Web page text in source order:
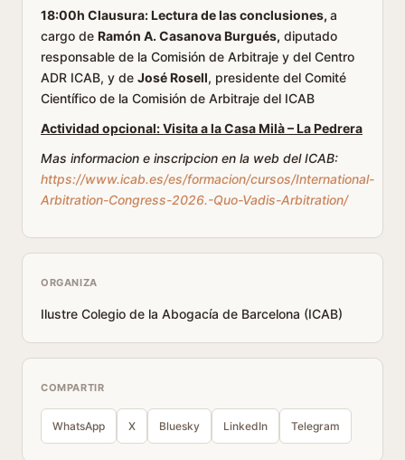
18:00h Clausura: Lectura de las conclusiones, a
cargo de Ramón A. Casanova Burgués, diputado
responsable de la Comisión de Arbitraje y del Centro
ADR ICAB, y de José Rosell, presidente del Comité
Científico de la Comisión de Arbitraje del ICAB
Actividad opcional: Visita a la Casa Milà – La Pedrera
Mas informacion e inscripcion en la web del ICAB:
https://www.icab.es/es/formacion/cursos/International-
Arbitration-Congress-2026.-Quo-Vadis-Arbitration/
ORGANIZA
Ilustre Colegio de la Abogacía de Barcelona (ICAB)
COMPARTIR
WhatsApp X Bluesky LinkedIn Telegram